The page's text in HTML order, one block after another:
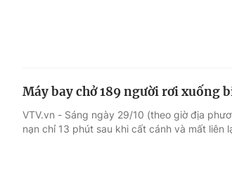
Máy bay chở 189 người rơi xuống
VTV.vn - Sáng ngày 29/10 (theo giờ địa
nạn chỉ 13 phút sau khi cất cánh và mất liên